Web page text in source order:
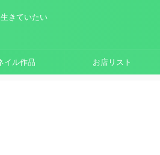
きていたい
イル作品 お店リスト